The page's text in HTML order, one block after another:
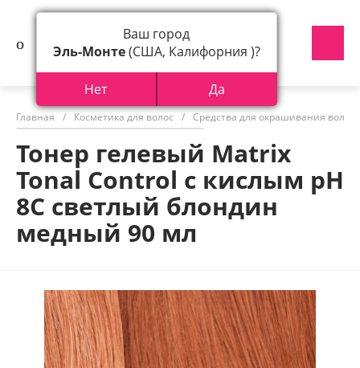
Главная / Косметика для волос / Средства для окрашивания волос
Тонер гелевый Matrix
Tonal Control с кислым pH
8С светлый блондин
медный 90 мл
Ваш город
Эль-Монте(США, Калифорния )?
Нет Да